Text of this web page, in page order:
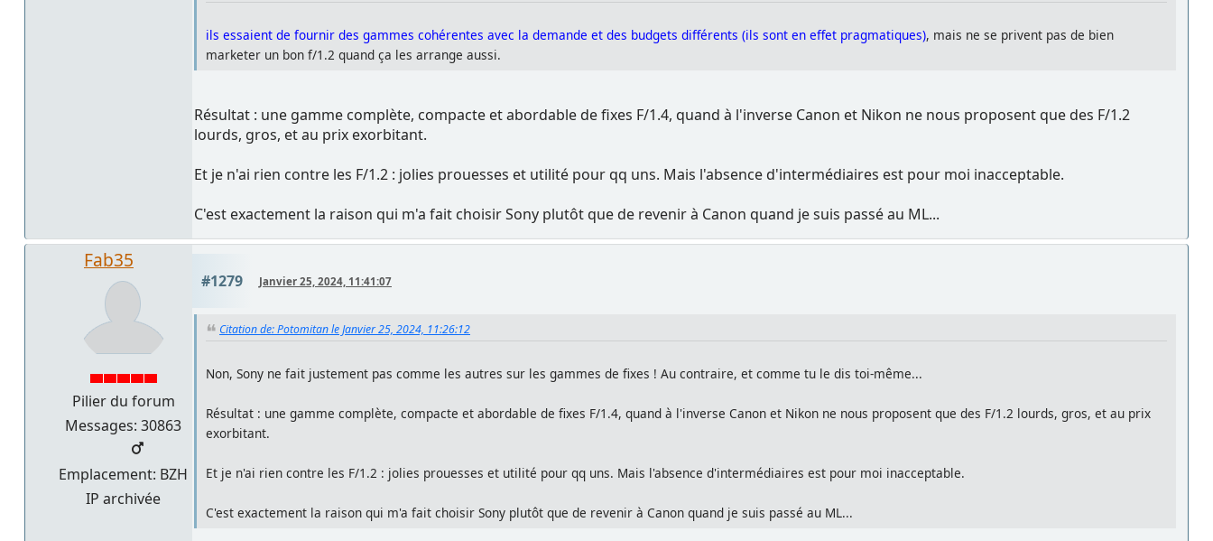
ils essaient de fournir des gammes cohérentes avec la demande et des budgets différents (ils sont en effet pragmatiques), mais ne se privent pas de bien
marketer un bon f/1.2 quand ça les arrange aussi.
Résultat : une gamme complète, compacte et abordable de fixes F/1.4, quand à l'inverse Canon et Nikon ne nous proposent que des F/1.2
lourds, gros, et au prix exorbitant.
Et je n'ai rien contre les F/1.2 : jolies prouesses et utilité pour qq uns. Mais l'absence d'intermédiaires est pour moi inacceptable.
C'est exactement la raison qui m'a fait choisir Sony plutôt que de revenir à Canon quand je suis passé au ML...
Fab35
Pilier du forum
Messages: 30863
Emplacement: BZH
IP archivée
#1279 Janvier 25, 2024, 11:41:07
Citation de: Potomitan le Janvier 25, 2024, 11:26:12
Non, Sony ne fait justement pas comme les autres sur les gammes de fixes ! Au contraire, et comme tu le dis toi-même...
Résultat : une gamme complète, compacte et abordable de fixes F/1.4, quand à l'inverse Canon et Nikon ne nous proposent que des F/1.2 lourds, gros, et au prix
exorbitant.
Et je n'ai rien contre les F/1.2 : jolies prouesses et utilité pour qq uns. Mais l'absence d'intermédiaires est pour moi inacceptable.
C'est exactement la raison qui m'a fait choisir Sony plutôt que de revenir à Canon quand je suis passé au ML...